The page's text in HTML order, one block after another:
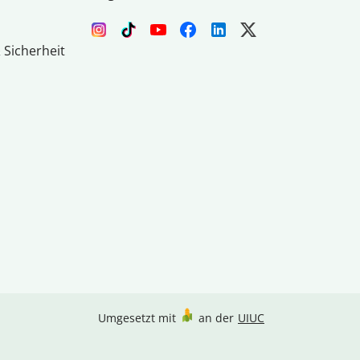
Umgesetzt mit an der UIUC